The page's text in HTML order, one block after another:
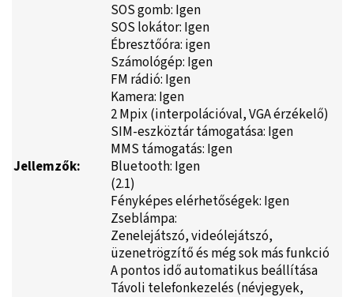
Jellemzők:
SOS gomb: Igen
SOS lokátor: Igen
Ébresztőóra: igen
Számológép: Igen
FM rádió: Igen
Kamera: Igen
2 Mpix (interpolációval, VGA érzékelő)
SIM-eszköztár támogatása: Igen
MMS támogatás: Igen
Bluetooth: Igen
(2.1)
Fényképes elérhetőségek: Igen
Zseblámpa:
Zenelejátszó, videólejátszó,
üzenetrögzítő és még sok más funkció
A pontos idő automatikus beállítása
Távoli telefonkezelés (névjegyek,